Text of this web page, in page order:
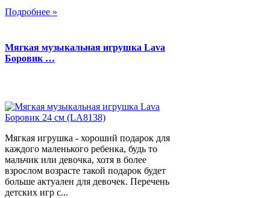
Подробнее »
Мягкая музыкальная игрушка Lava
Боровик …
Мягкая игрушка - хороший подарок для
каждого маленького ребенка, будь то
мальчик или девочка, хотя в более
взрослом возрасте такой подарок будет
больше актуален для девочек. Перечень
детских игр с...